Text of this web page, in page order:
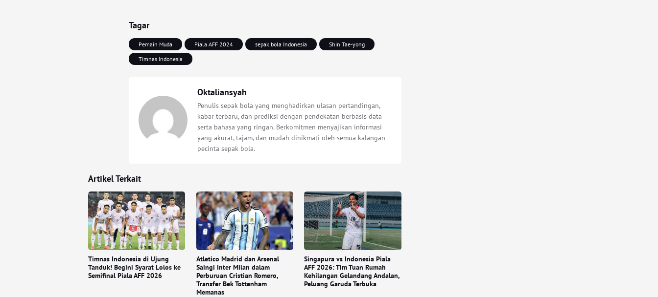
Tagar
Pemain Muda Piala AFF 2024 sepak bola Indonesia
Shin Tae-yong
Timnas Indonesia
Oktaliansyah
Penulis sepak bola yang menghadirkan ulasan pertandingan,
kabar terbaru, dan prediksi dengan pendekatan berbasis data
serta bahasa yang ringan. Berkomitmen menyajikan informasi
yang akurat, tajam, dan mudah dinikmati oleh semua kalangan
pecinta sepak bola.
Artikel Terkait
Timnas Indonesia di Ujung
Tanduk! Begini Syarat Lolos ke
Semifinal Piala AFF 2026
Atletico Madrid dan Arsenal
Saingi Inter Milan dalam
Perburuan Cristian Romero,
Transfer Bek Tottenham
Memanas
Singapura vs Indonesia Piala
AFF 2026: Tim Tuan Rumah
Kehilangan Gelandang Andalan,
Peluang Garuda Terbuka